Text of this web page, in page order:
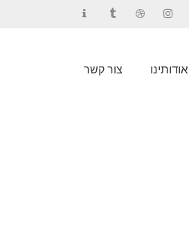
אודותינו צור קשר